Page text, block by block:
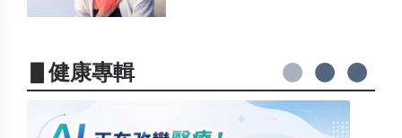
▋健康專輯